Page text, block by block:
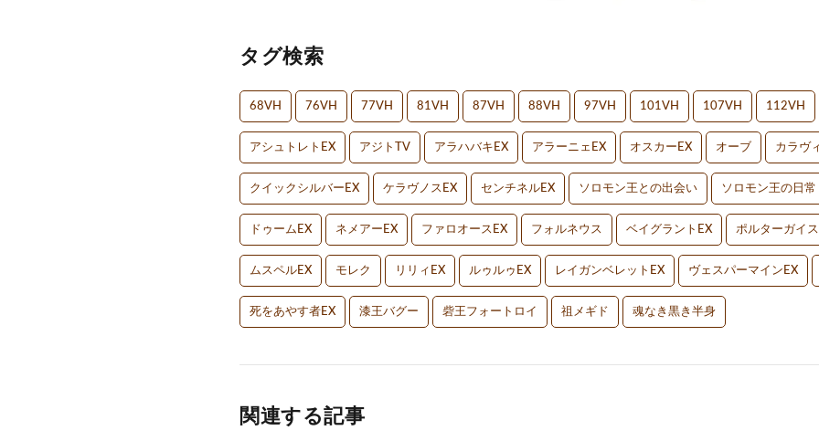
タグ検索
68VH 76VH 77VH 81VH 87VH 88VH 97VH 101VH 107VH 112VH
アシュトレトEX アジトTV アラハバキEX アラーニェEX オスカーEX オーブ カラヴ
クイックシルバーEX ケラヴノスEX センチネルEX ソロモン王との出会い ソロモン王の日常
ドゥームEX ネメアーEX ファロオースEX フォルネウス ベイグラントEX ポルターガイ
ムスペルEX モレク リリィEX ルゥルゥEX レイガンベレットEX ヴェスパーマインEX
死をあやす者EX 漆王バグー 砦王フォートロイ 祖メギド 魂なき黒き半身
関連する記事